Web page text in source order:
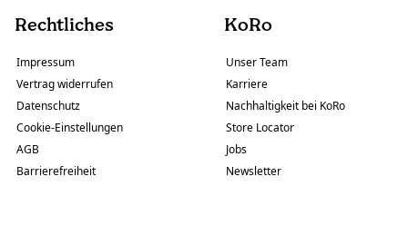
Rechtliches
Impressum
Vertrag widerrufen
Datenschutz
Cookie-Einstellungen
AGB
Barrierefreiheit
KoRo
Unser Team
Karriere
Nachhaltigkeit bei KoRo
Store Locator
Jobs
Newsletter